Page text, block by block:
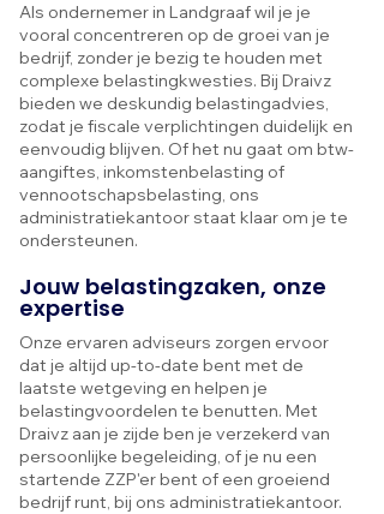
Als ondernemer in Landgraaf wil je je
vooral concentreren op de groei van je
bedrijf, zonder je bezig te houden met
complexe belastingkwesties. Bij Draivz
bieden we deskundig belastingadvies,
zodat je fiscale verplichtingen duidelijk en
eenvoudig blijven. Of het nu gaat om btw-
aangiftes, inkomstenbelasting of
vennootschapsbelasting, ons
administratiekantoor staat klaar om je te
ondersteunen.
Jouw belastingzaken, onze
expertise
Onze ervaren adviseurs zorgen ervoor
dat je altijd up-to-date bent met de
laatste wetgeving en helpen je
belastingvoordelen te benutten. Met
Draivz aan je zijde ben je verzekerd van
persoonlijke begeleiding, of je nu een
startende ZZP'er bent of een groeiend
bedrijf runt, bij ons administratiekantoor.